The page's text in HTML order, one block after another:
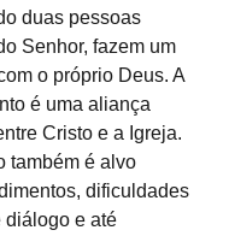
duas pessoas
Senhor, fazem um
o próprio Deus. A
é uma aliança
Cristo e a Igreja.
também é alvo
dificuldades
diálogo e até